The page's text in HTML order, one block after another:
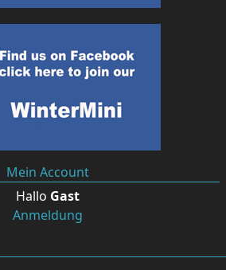
Mein Account
Hallo Gast
Anmeldung